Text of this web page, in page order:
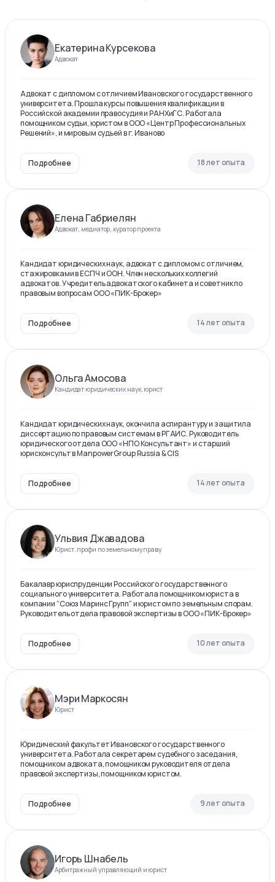
Екатерина Курсекова
Адвокат
Адвокат с дипломом с отличием Ивановского государственного
университета. Прошла курсы повышения квалификации в
Российской академии правосудия и РАНХиГС. Работала
помощником судьи, юристом в ООО «Центр Профессиональных
Решений», и мировым судьей в г. Иваново
Подробнее 18 лет опыта
Елена Габриелян
Адвокат, медиатор, куратор проекта
Кандидат юридических наук, адвокат с дипломом с отличием,
стажировками в ЕСПЧ и ООН. Член нескольких коллегий
адвокатов. Учредитель адвокатского кабинета и советник по
правовым вопросам ООО «ПИК-Брокер»
Подробнее 14 лет опыта
Ольга Амосова
Кандидат юридических наук, юрист
Кандидат юридических наук, окончила аспирантуру и защитила
диссертацию по правовым системам в РГАИС. Руководитель
юридического отдела ООО «НПО Консультант» и старший
юрисконсульт в ManpowerGroup Russia & CIS
Подробнее 14 лет опыта
Ульвия Джавадова
Юрист, профи по земельному праву
Бакалавр юриспруденции Российского государственного
социального университета. Работала помощником юриста в
компании “Союз Маринс Групп” и юристом по земельным спорам.
Руководитель отдела правовой экспертизы в ООО «ПИК-Брокер»
Подробнее 10 лет опыта
Мэри Маркосян
Юрист
Юридический факультет Ивановского государственного
университета. Работала секретарем судебного заседания,
помощником адвоката, помощником руководителя отдела
правовой экспертизы, помощником юристом.
Подробнее 9 лет опыта
Игорь Шнабель
Арбитражный управляющий и юрист